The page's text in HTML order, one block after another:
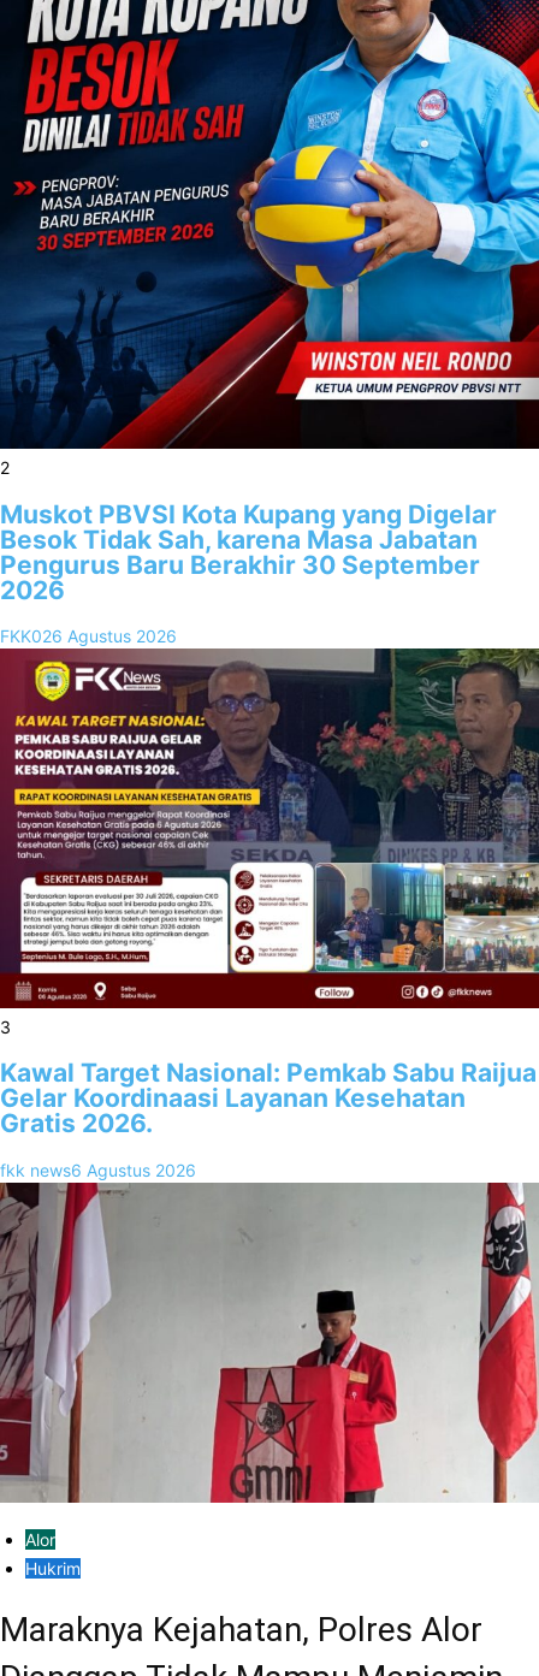
2
Muskot PBVSI Kota Kupang yang Digelar
Besok Tidak Sah, karena Masa Jabatan
Pengurus Baru Berakhir 30 September
2026
FKK026 Agustus 2026
3
Kawal Target Nasional: Pemkab Sabu Raijua
Gelar Koordinaasi Layanan Kesehatan
Gratis 2026.
fkk news6 Agustus 2026
Alor
Hukrim
Maraknya Kejahatan, Polres Alor